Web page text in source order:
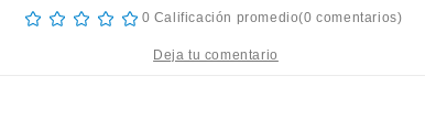
☆ ☆ ☆ ☆ ☆ 0 Calificación promedio(0 comentarios)